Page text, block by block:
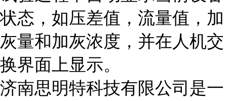
状态，如压差值，流量值，加
灰量和加灰浓度，并在人机交
换界面上显示。
济南思明特科技有限公司是一